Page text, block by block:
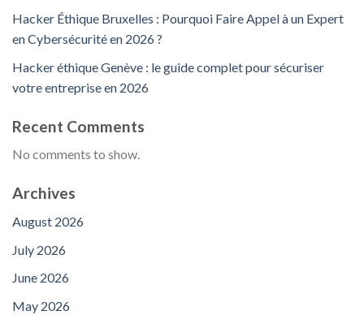
Hacker Éthique Bruxelles : Pourquoi Faire Appel à un Expert
en Cybersécurité en 2026 ?
Hacker éthique Genève : le guide complet pour sécuriser
votre entreprise en 2026
Recent Comments
No comments to show.
Archives
August 2026
July 2026
June 2026
May 2026